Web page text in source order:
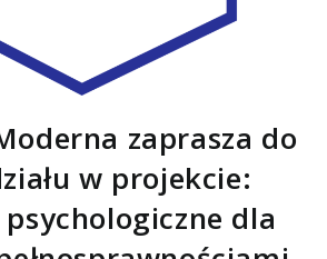
zaprasza do
w projekcie:
dla